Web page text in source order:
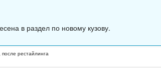
в раздел по новому кузову.
рестайлинга